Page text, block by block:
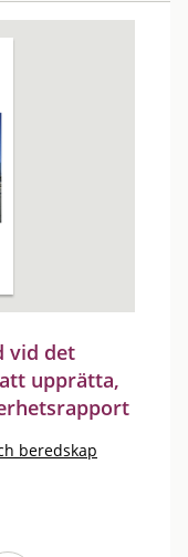
vid det
upprätta,
beredskap